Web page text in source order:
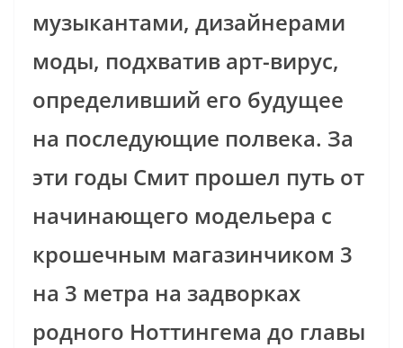
музыкантами, дизайнерами
моды, подхватив арт-вирус,
определивший его будущее
на последующие полвека. За
эти годы Смит прошел путь от
начинающего модельера с
крошечным магазинчиком 3
на 3 метра на задворках
родного Ноттингема до главы